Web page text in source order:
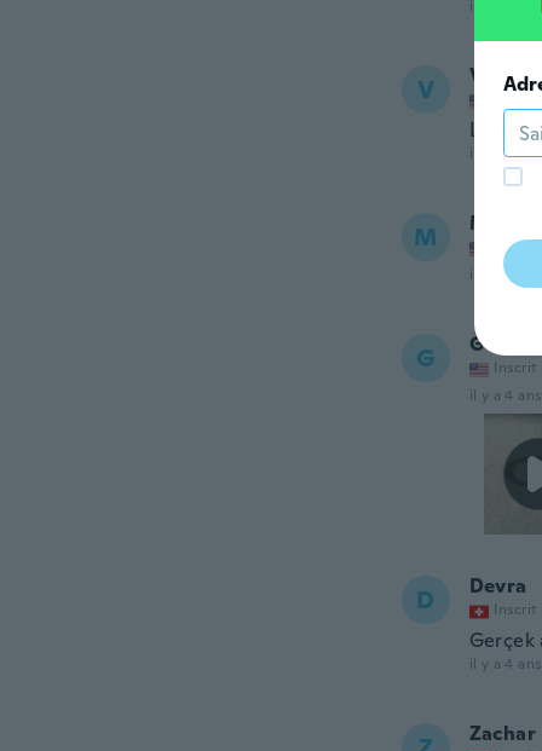
il y a 4 ans
V
Lonely
il y a 4 ans
M Malena
Inscrit
il y a 4 ans
G Gwen
Inscrit
il y a 4 ans
D Devra
Inscrit
il y a 4 ans
Zachar